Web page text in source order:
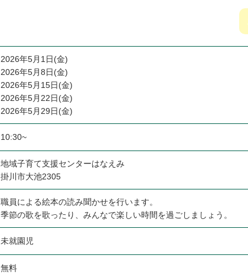
2026年5月1日(金)
2026年5月8日(金)
2026年5月15日(金)
2026年5月22日(金)
2026年5月29日(金)
10:30~
地域子育て支援センターはなえみ
掛川市大池2305
職員による絵本の読み聞かせを行います。
季節の歌を歌ったり、みんなで楽しい時間を過ごしましょう。
未就園児
無料